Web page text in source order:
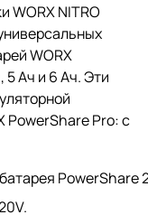
WORX NITRO
WORX
Ач и 6 Ач. Эти
PowerShare Pro: с
PowerShare